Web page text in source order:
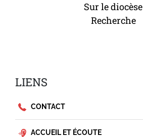
Sur le diocèse
Recherche
LIENS
CONTACT
ACCUEIL ET ÉCOUTE